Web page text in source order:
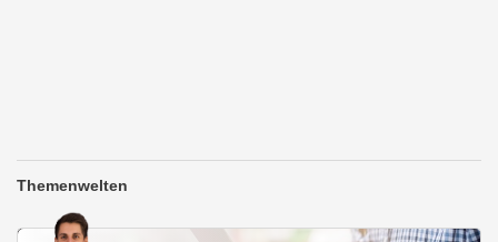
Themenwelten